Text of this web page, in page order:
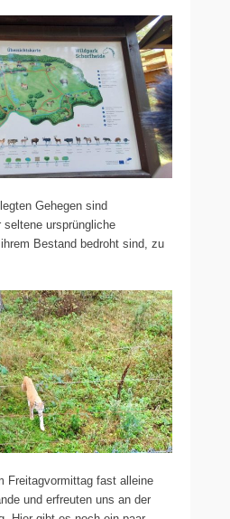
Gehegen sind
ursprüngliche
Bestand bedroht sind, zu
Freitagvormittag fast alleine
und erfreuten uns an der